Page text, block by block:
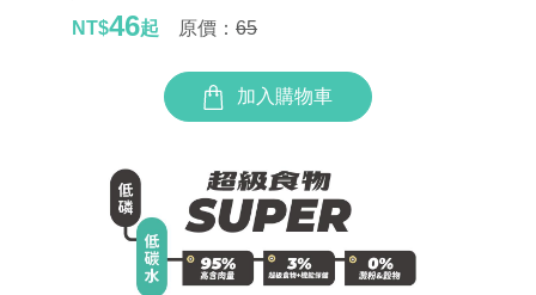
NT$46起 原價： 65
加入購物車